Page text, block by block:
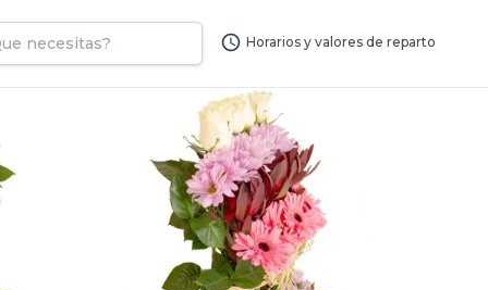
Horarios y valores de reparto